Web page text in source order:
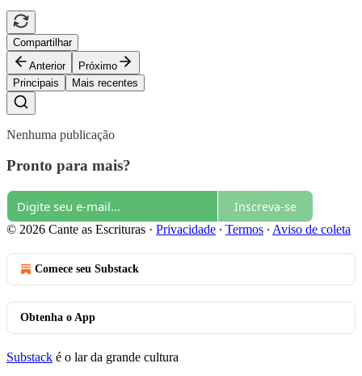
Compartilhar
Anterior
Próximo
Principais
Mais recentes
Nenhuma publicação
Pronto para mais?
Inscreva-se
© 2026 Cante as Escrituras · Privacidade ∙ Termos ∙ Aviso de coleta
Comece seu Substack
Obtenha o App
Substack é o lar da grande cultura